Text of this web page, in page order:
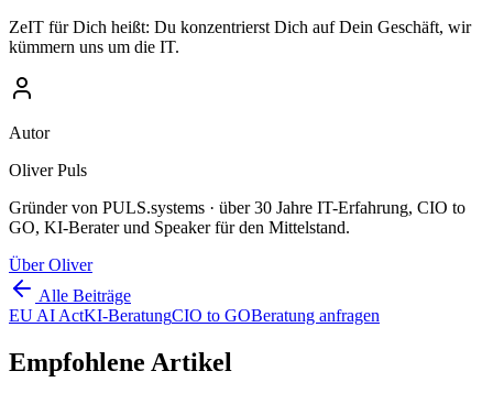
ZeIT für Dich heißt: Du konzentrierst Dich auf Dein Geschäft, wir
kümmern uns um die IT.
Autor
Oliver Puls
Gründer von PULS.systems · über 30 Jahre IT-Erfahrung, CIO to
GO, KI-Berater und Speaker für den Mittelstand.
Über Oliver
Alle Beiträge
EU AI ActKI-BeratungCIO to GOBeratung anfragen
Empfohlene Artikel